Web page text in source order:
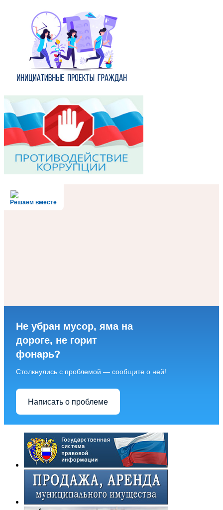
Решаем вместе
Не убран мусор, яма на
дороге, не горит
фонарь?
Столкнулись с проблемой — сообщите о ней!
Написать о проблеме